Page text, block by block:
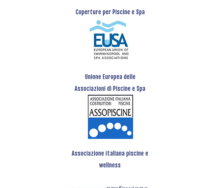
Coperture per Piscine e Spa
Unione Europea delle
Associazioni di Piscine e Spa
Associazione italiana piscine e
wellness